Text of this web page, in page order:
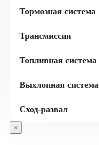
Тормозная система
Трансмиссия
Топливная система
Выхлопная система
Сход-развал
×